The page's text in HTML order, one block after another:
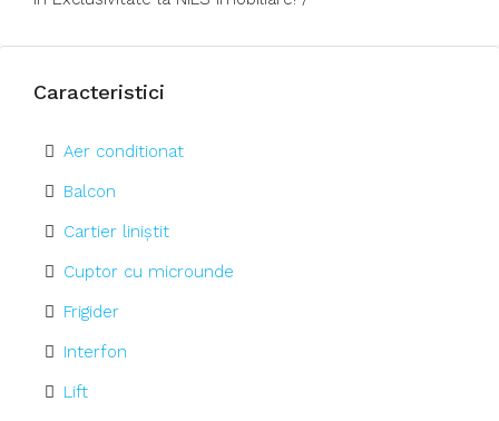
Caracteristici
Aer conditionat
Balcon
Cartier liniștit
Cuptor cu microunde
Frigider
Interfon
Lift